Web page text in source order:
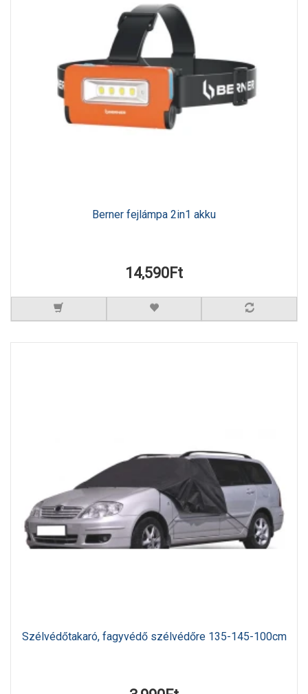
Berner fejlámpa 2in1 akku
14,590Ft
Szélvédőtakaró, fagyvédő szélvédőre 135-145-100cm